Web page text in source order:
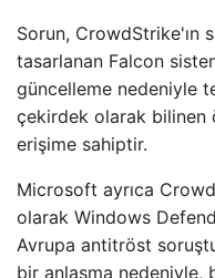
Sorun, CrowdStrike'ın
tasarlanan Falcon
güncelleme nedeniyle
çekirdek olarak bilinen
erişime sahiptir.
Microsoft ayrıca
olarak Windows
Avrupa antitröst
bir anlaşma nedeniyle,